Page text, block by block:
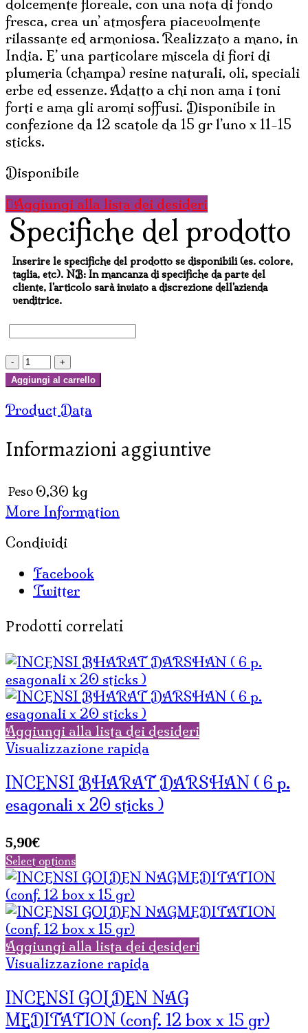
dolcemente floreale, con una nota di fondo
fresca, crea un’ atmosfera piacevolmente
rilassante ed armoniosa. Realizzato a mano, in
India. E’ una particolare miscela di fiori di
plumeria (champa) resine naturali, oli, speciali
erbe ed essenze. Adatto a chi non ama i toni
forti e ama gli aromi soffusi. Disponibile in
confezione da 12 scatole da 15 gr l’uno x 11-15
sticks.
Disponibile
Aggiungi alla lista dei desideri
Specifiche del prodotto
Inserire le specifiche del prodotto se disponibili (es. colore,
taglia, etc). NB: In mancanza di specifiche da parte del
cliente, l'articolo sarà inviato a discrezione dell'azienda
venditrice.
INCENSI
SATYA
(12
x
)
quantità
Aggiungi al carrello
Product Data
Informazioni aggiuntive
Peso 0,30 kg
More Information
Condividi
Facebook
Twitter
Prodotti correlati
Aggiungi alla lista dei desideri
Visualizzazione rapida
INCENSI BHARAT DARSHAN ( 6 p.
esagonali x 20 sticks )
5,90€
Select options
Aggiungi alla lista dei desideri
Visualizzazione rapida
INCENSI GOLDEN NAG
MEDITATION (conf. 12 box x 15 gr)